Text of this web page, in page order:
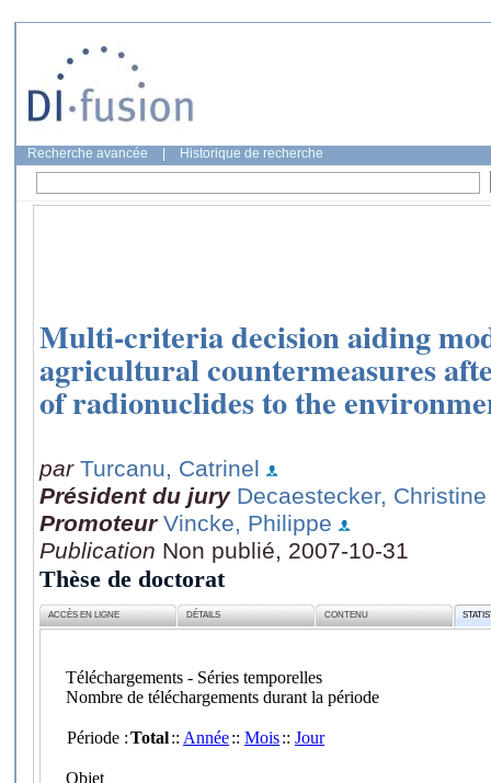
Recherche avancée Historique de recherche
Multi-criteria decision aiding
agricultural countermeasures
of radionuclides to the
par Turcanu, Catrinel
Président du jury Decaestecker, Christine
Promoteur Vincke, Philippe
Publication Non publié, 2007-10-31
Thèse de doctorat
ACCÈS EN LIGNE DÉTAILS CONTENU